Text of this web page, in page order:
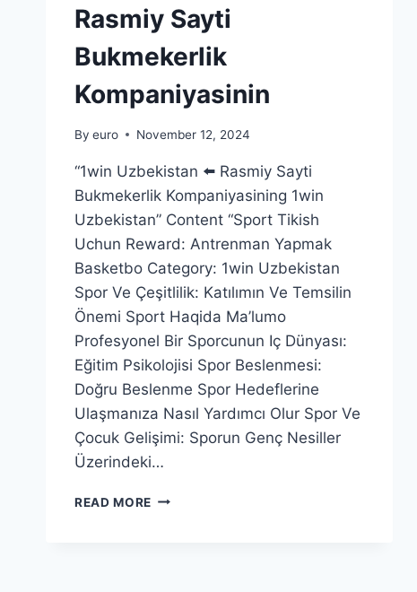
Rasmiy Sayti
Bukmekerlik
Kompaniyasinin
By euro November 12, 2024
“1win Uzbekistan ⬅️ Rasmiy Sayti
Bukmekerlik Kompaniyasining 1win
Uzbekistan” Content “Sport Tikish
Uchun Reward: Antrenman Yapmak
Basketbo Category: 1win Uzbekistan
Spor Ve Çeşitlilik: Katılımın Ve Temsilin
Önemi Sport Haqida Ma’lumo
Profesyonel Bir Sporcunun Iç Dünyası:
Eğitim Psikolojisi Spor Beslenmesi:
Doğru Beslenme Spor Hedeflerine
Ulaşmanıza Nasıl Yardımcı Olur Spor Ve
Çocuk Gelişimi: Sporun Genç Nesiller
Üzerindeki…
READ MORE